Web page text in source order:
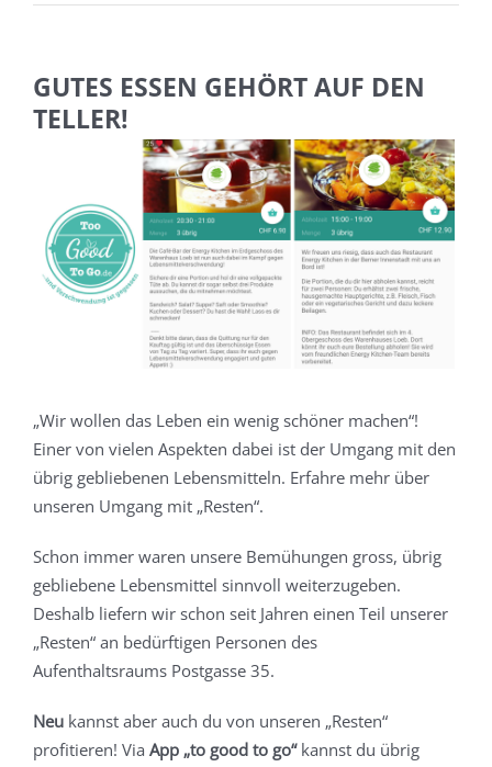
GUTES ESSEN GEHÖRT AUF DEN
TELLER!
Bild
Bild
„Wir wollen das Leben ein wenig schöner machen“!
Einer von vielen Aspekten dabei ist der Umgang mit den
übrig gebliebenen Lebensmitteln. Erfahre mehr über
unseren Umgang mit „Resten“.
Schon immer waren unsere Bemühungen gross, übrig
gebliebene Lebensmittel sinnvoll weiterzugeben.
Deshalb liefern wir schon seit Jahren einen Teil unserer
„Resten“ an bedürftigen Personen des
Aufenthaltsraums Postgasse 35.
Neu kannst aber auch du von unseren „Resten“
profitieren! Via App „to good to go“kannst du übrig